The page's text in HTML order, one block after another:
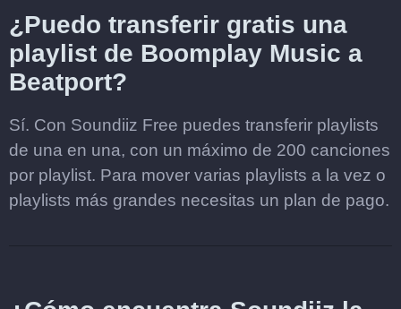
¿Puedo transferir gratis una
playlist de Boomplay Music a
Beatport?
Sí. Con Soundiiz Free puedes transferir playlists
de una en una, con un máximo de 200 canciones
por playlist. Para mover varias playlists a la vez o
playlists más grandes necesitas un plan de pago.